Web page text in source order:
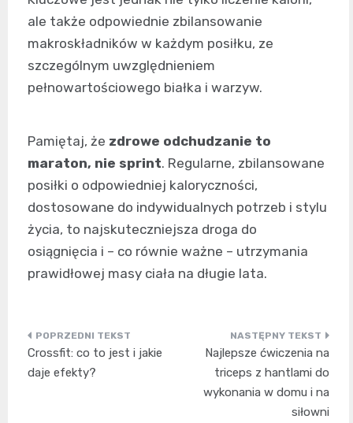
ale także odpowiednie zbilansowanie
makroskładników w każdym posiłku, ze
szczególnym uwzględnieniem
pełnowartościowego białka i warzyw.
Pamiętaj, że zdrowe odchudzanie to
maraton, nie sprint. Regularne, zbilansowane
posiłki o odpowiedniej kaloryczności,
dostosowane do indywidualnych potrzeb i stylu
życia, to najskuteczniejsza droga do
osiągnięcia i – co równie ważne – utrzymania
prawidłowej masy ciała na długie lata.
Nawigacja
wpisu
Crossfit: co to jest i jakie
daje efekty?
Najlepsze ćwiczenia na
triceps z hantlami do
wykonania w domu i na
siłowni